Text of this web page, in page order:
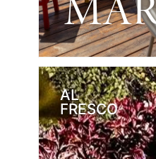
AL
FRESCO